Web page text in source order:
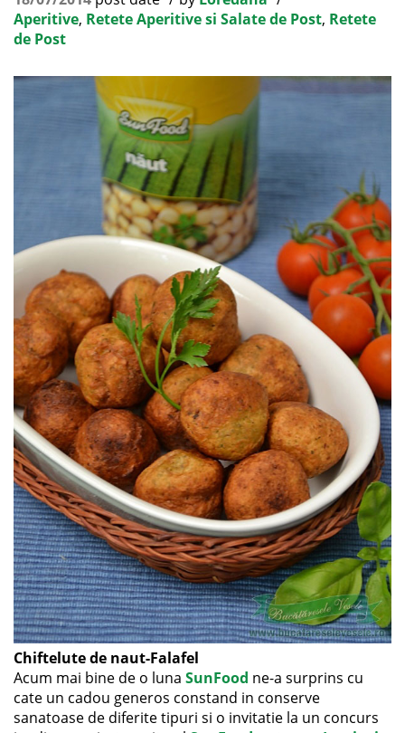
Aperitive, Retete Aperitive si Salate de Post, Retete
de Post
Chiftelute de naut-Falafel
Acum mai bine de o luna SunFood ne-a surprins cu
cate un cadou generos constand in conserve
sanatoase de diferite tipuri si o invitatie la un concurs